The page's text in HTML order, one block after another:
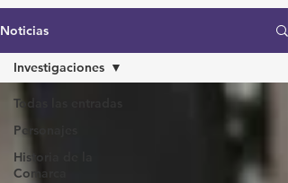
Noticias
Todas las entradas
Personajes
Historia de la
Comarca
Investigaciones